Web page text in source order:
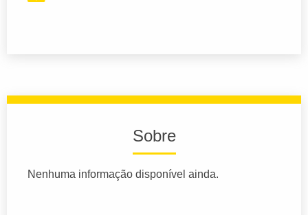
Sobre
Nenhuma informação disponível ainda.